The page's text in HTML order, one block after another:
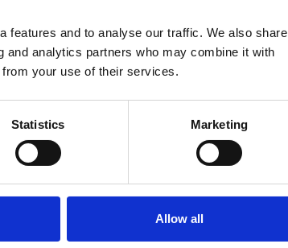
features and to analyse our traffic. We also share
analytics partners who may combine it with
from your use of their services.
Statistics Marketing
Allow all
preferowanym partnerem naszych
zakresie transportu materiałów, logistyki i
ich efektywności oraz jakości operacyjnej.